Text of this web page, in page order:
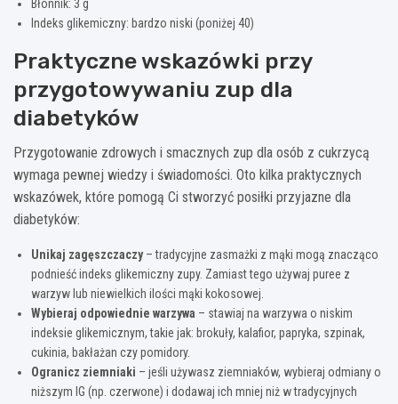
Błonnik: 3 g
Indeks glikemiczny: bardzo niski (poniżej 40)
Praktyczne wskazówki przy
przygotowywaniu zup dla
diabetyków
Przygotowanie zdrowych i smacznych zup dla osób z cukrzycą
wymaga pewnej wiedzy i świadomości. Oto kilka praktycznych
wskazówek, które pomogą Ci stworzyć posiłki przyjazne dla
diabetyków:
Unikaj zagęszczaczy– tradycyjne zasmażki z mąki mogą znacząco
podnieść indeks glikemiczny zupy. Zamiast tego używaj puree z
warzyw lub niewielkich ilości mąki kokosowej.
Wybieraj odpowiednie warzywa – stawiaj na warzywa o niskim
indeksie glikemicznym, takie jak: brokuły, kalafior, papryka, szpinak,
cukinia, bakłażan czy pomidory.
Ogranicz ziemniaki – jeśli używasz ziemniaków, wybieraj odmiany o
niższym IG (np. czerwone) i dodawaj ich mniej niż w tradycyjnych